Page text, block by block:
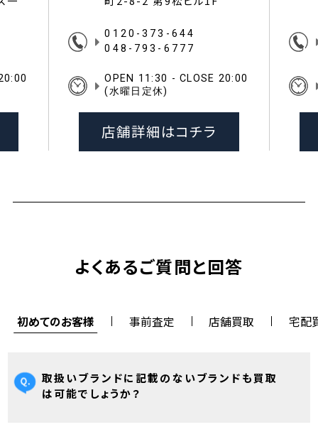
0120-373-644
048-793-6777
OPEN 11:30 - CLOSE 20:00
(水曜日定休)
店舗詳細はコチラ
よくあるご質問と回答
初めてのお客様 事前査定 店舗買取 宅配
取扱いブランドに記載のないブランドも買取
は可能でしょうか？